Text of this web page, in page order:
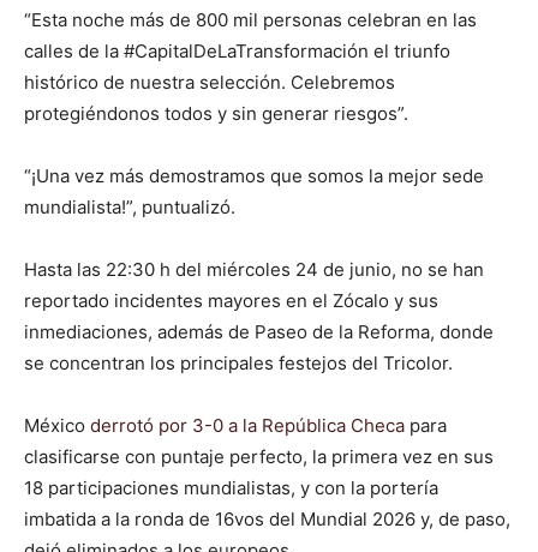
“Esta noche más de 800 mil personas celebran en las
calles de la #CapitalDeLaTransformación el triunfo
histórico de nuestra selección. Celebremos
protegiéndonos todos y sin generar riesgos”.
“¡Una vez más demostramos que somos la mejor sede
mundialista!”, puntualizó.
Hasta las 22:30 h del miércoles 24 de junio, no se han
reportado incidentes mayores en el Zócalo y sus
inmediaciones, además de Paseo de la Reforma, donde
se concentran los principales festejos del Tricolor.
México derrotó por 3-0 a la República Checa para
clasificarse con puntaje perfecto, la primera vez en sus
18 participaciones mundialistas, y con la portería
imbatida a la ronda de 16vos del Mundial 2026 y, de paso,